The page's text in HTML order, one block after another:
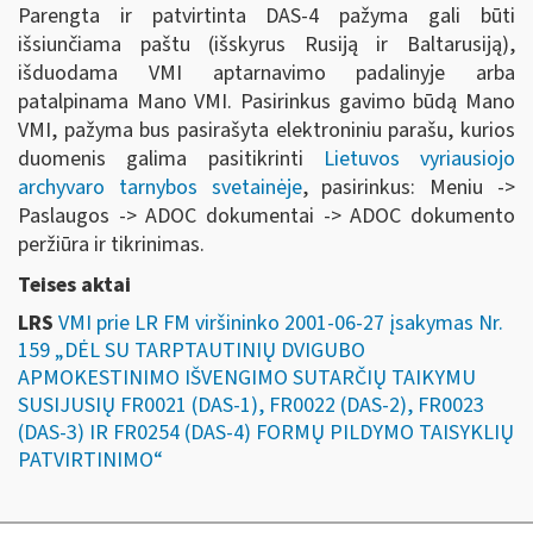
Parengta ir patvirtinta DAS-4 pažyma gali būti
išsiunčiama paštu (išskyrus Rusiją ir Baltarusiją),
išduodama VMI aptarnavimo padalinyje arba
patalpinama Mano VMI. Pasirinkus gavimo būdą Mano
VMI, pažyma bus pasirašyta elektroniniu parašu, kurios
duomenis galima pasitikrinti Lietuvos vyriausiojo
archyvaro tarnybos svetainėje, pasirinkus: Meniu ->
Paslaugos -> ADOC dokumentai -> ADOC dokumento
peržiūra ir tikrinimas.
Teises aktai
LRS VMI prie LR FM viršininko 2001-06-27 įsakymas Nr.
159 „DĖL SU TARPTAUTINIŲ DVIGUBO
APMOKESTINIMO IŠVENGIMO SUTARČIŲ TAIKYMU
SUSIJUSIŲ FR0021 (DAS-1), FR0022 (DAS-2), FR0023
(DAS-3) IR FR0254 (DAS-4) FORMŲ PILDYMO TAISYKLIŲ
PATVIRTINIMO“